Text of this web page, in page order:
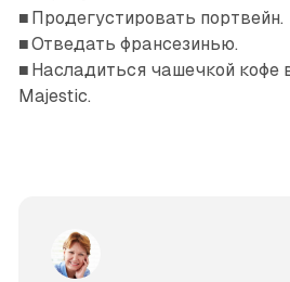
■ Продегустировать портвейн.
■ Отведать франсезинью.
■ Насладиться чашечкой кофе
Majestic.